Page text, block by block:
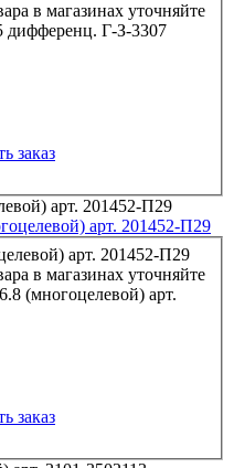
в магазинах уточняйте
Г-З-3307
заказ
арт. 201452-П29
в магазинах уточняйте
арт.
заказ